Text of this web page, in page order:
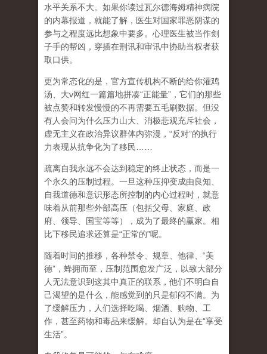
水平关系不大。如果你读过瓦尔德海姆精神病院
的内幕报道，就能了解，医生对国家罪恶阴谋的
参与之程度远比想象中要多。心理医生被当作刽
子手的帮凶，穿插在刑讯和审讯中协助当权者获
取口供。
更为常态化的是，官方宣传机构不断的给你灌鸡
汤、大v网红一篇篇地拼凑“正能量” ，它们的那些
被点赞和转发慢慢的不再需要五毛刷数据。但没
有人会问为什么压力山大、消极悲观充斥社会，
虚无主义在政治异议群体内弥漫， “反对”的执行
力表现从抗争化为了移民
疏离自我永远不会达到稳定的终止状态，而是一
个永久的压制过程。一旦这种压抑变成由良知、
自我道德和意识形态所控制的内心过程时，就意
味着从前那些外部高压（包括父母、家庭、政
府、领导、国宝等等），成为了最终的赢家。相
比下移民追求还算是“正常的”呢。
随着时间的推移，各种禁令、规章、他律、 “美
德” ，蜂拥而至，压制范围愈发广泛，以致大部分
人无法意识到这其中真正的联系，他们不明白自
己渴望的是什么，能感觉到的只是郁闷不满。为
了缓解压力，人们选择吃喝、烟酒、购物、工
作，甚至药物和毒品来缓解。却自认为是在“享受
生活”。